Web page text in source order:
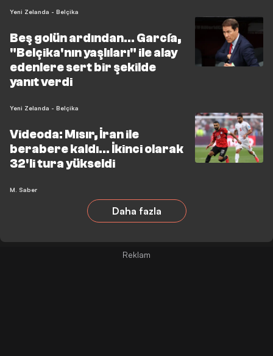
Yeni Zelanda - Belçika
Beş golün ardından... García,
"Belçika'nın yaşlıları" ile alay
edenlere sert bir şekilde
yanıt verdi
Yeni Zelanda - Belçika
Videoda: Mısır, İran ile
berabere kaldı… İkinci olarak
32'li tura yükseldi
M. Saber
Daha fazla